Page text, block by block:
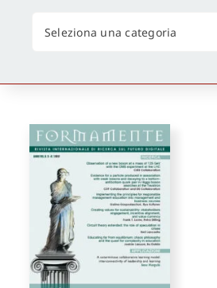
CONSIP / MEPA / ANVUR /
Autori
Proposte di pubblicazione
Gangemi Editore
Seleziona una categoria